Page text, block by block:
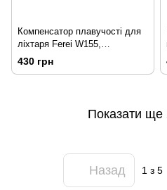
Компенсатор плавучості для
ліхтаря Ferei W155,
HunterProLight, Довженка
(виробник Pelengas)
430 грн
Показати ще
Назад 1з 5